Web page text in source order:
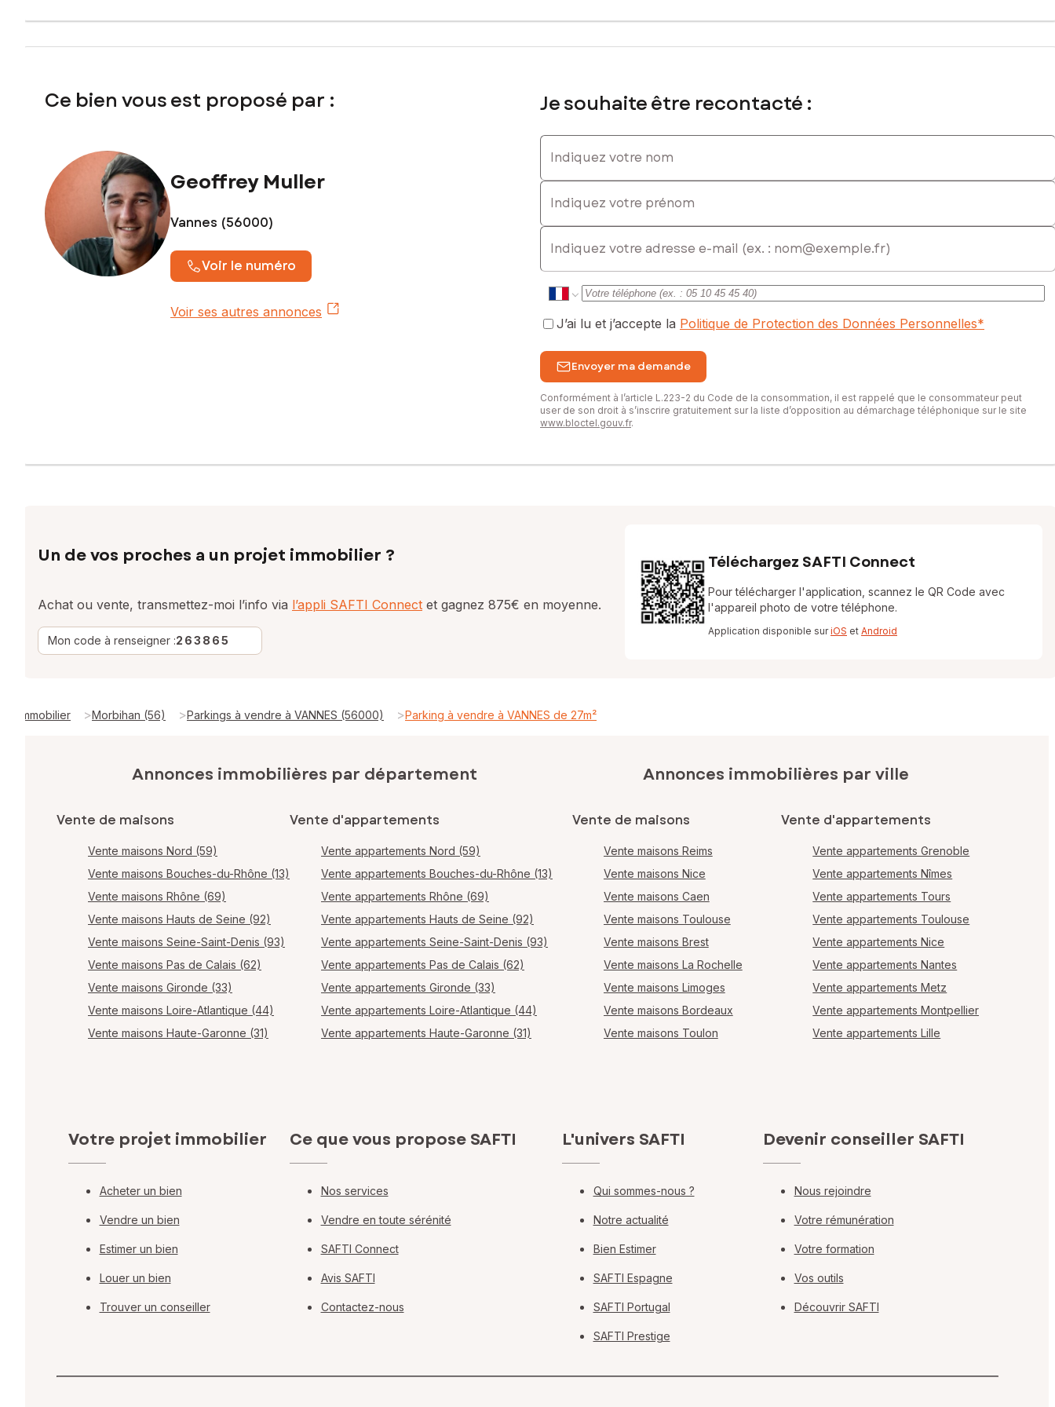
Ce bien vous est proposé par :
Geoffrey Muller
Vannes (56000)
Voir le numéro
Voir ses autres annonces
Je souhaite être recontacté :
Indiquez votre nom
Indiquez votre prénom
E-mail
J’ai lu et j’accepte la Politique de Protection des Données Personnelles*
Envoyer ma demande
Conformément à l’article L.223-2 du Code de la consommation, il est rappelé que le consommateur peut
user de son droit à s’inscrire gratuitement sur la liste d’opposition au démarchage téléphonique sur le site
www.bloctel.gouv.fr.
Un de vos proches a un projet immobilier ?
Achat ou vente, transmettez-moi l’info via l’appli SAFTI Connect et gagnez 875€ en moyenne.
Mon code à renseigner :263865
Téléchargez SAFTI Connect
Pour télécharger l'application, scannez le QR Code avec
l'appareil photo de votre téléphone.
Application disponible suriOS et Android
Immobilier >Morbihan (56) >Parkings à vendre à VANNES (56000) >Parking à vendre à VANNES de 27m²
Annonces immobilières par département
Vente de maisons
Vente maisons Nord (59)
Vente maisons Bouches-du-Rhône (13)
Vente maisons Rhône (69)
Vente maisons Hauts de Seine (92)
Vente maisons Seine-Saint-Denis (93)
Vente maisons Pas de Calais (62)
Vente maisons Gironde (33)
Vente maisons Loire-Atlantique (44)
Vente maisons Haute-Garonne (31)
Vente d'appartements
Vente appartements Nord (59)
Vente appartements Bouches-du-Rhône (13)
Vente appartements Rhône (69)
Vente appartements Hauts de Seine (92)
Vente appartements Seine-Saint-Denis (93)
Vente appartements Pas de Calais (62)
Vente appartements Gironde (33)
Vente appartements Loire-Atlantique (44)
Vente appartements Haute-Garonne (31)
Annonces immobilières par ville
Vente de maisons
Vente maisons Reims
Vente maisons Nice
Vente maisons Caen
Vente maisons Toulouse
Vente maisons Brest
Vente maisons La Rochelle
Vente maisons Limoges
Vente maisons Bordeaux
Vente maisons Toulon
Vente d'appartements
Vente appartements Grenoble
Vente appartements Nîmes
Vente appartements Tours
Vente appartements Toulouse
Vente appartements Nice
Vente appartements Nantes
Vente appartements Metz
Vente appartements Montpellier
Vente appartements Lille
Votre projet immobilier
Acheter un bien
Vendre un bien
Estimer un bien
Louer un bien
Trouver un conseiller
Ce que vous propose SAFTI
Nos services
Vendre en toute sérénité
SAFTI Connect
Avis SAFTI
Contactez-nous
L'univers SAFTI
Qui sommes-nous ?
Notre actualité
Bien Estimer
SAFTI Espagne
SAFTI Portugal
SAFTI Prestige
Devenir conseiller SAFTI
Nous rejoindre
Votre rémunération
Votre formation
Vos outils
Découvrir SAFTI